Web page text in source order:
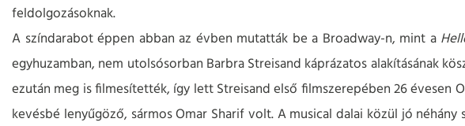
feldolgozásoknak.
A színdarabot éppen abban az évben mutatták be a Broadway-n, mint a
egyhuzamban, nem utolsósorban Barbra Streisand káprázatos alakításának
ezután meg is filmesítették, így lett Streisand első filmszerepében 26 évesen
kevésbé lenyűgöző, sármos Omar Sharif volt. A musical dalai közül jó